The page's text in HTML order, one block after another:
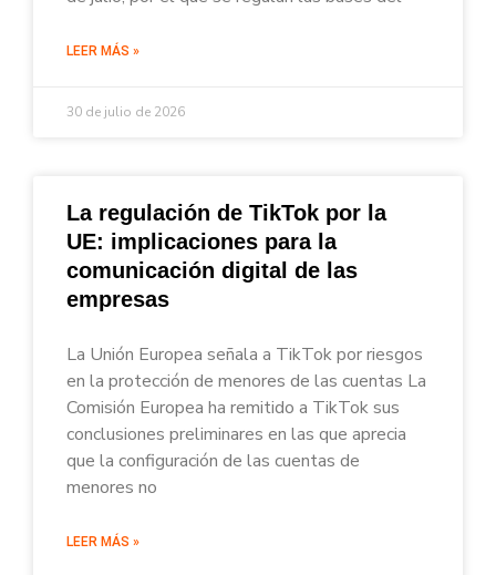
LEER MÁS »
30 de julio de 2026
La regulación de TikTok por la
UE: implicaciones para la
comunicación digital de las
empresas
La Unión Europea señala a TikTok por riesgos
en la protección de menores de las cuentas La
Comisión Europea ha remitido a TikTok sus
conclusiones preliminares en las que aprecia
que la configuración de las cuentas de
menores no
LEER MÁS »